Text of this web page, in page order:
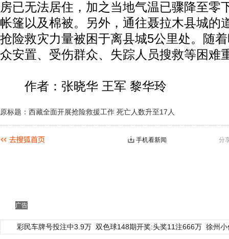
房已无法居住，加之当地气温已骤降至零
帐篷以及棉被。另外，通往聂拉木县城的
抢险救灾力量被困于离县城5公里处。随
众安置、受伤群众、失踪人员搜救等困难
作者：张晓华 王军 黎华玲
原标题：西藏全面开展抢险救援工作 死亡人数升至17人
分
手机看新闻
广告
彩民车牌号投注中3.9万 双色球148期开奖:头奖11注666万 徐州